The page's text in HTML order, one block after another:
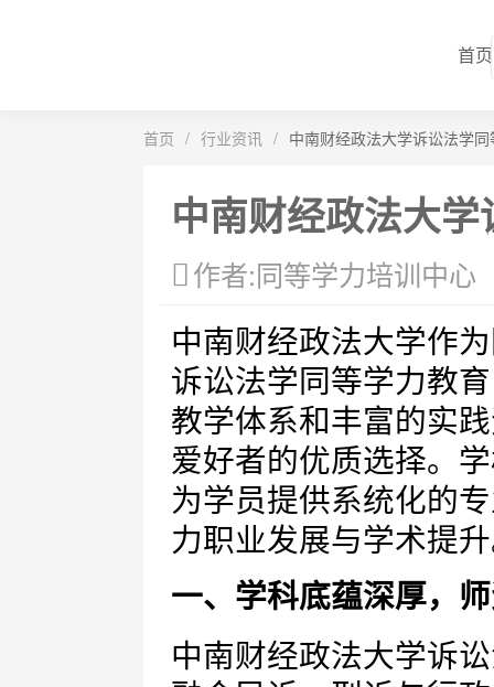
首页
首页 / 行业资讯 / 中南财经政法大学诉讼法学
中南财经政法大
作者:同等学力培训中心
中南财经政法大学作
诉讼法学同等学力教
教学体系和丰富的实
爱好者的优质选择。
为学员提供系统化的
力职业发展与学术提
一、学科底蕴深厚，
中南财经政法大学诉